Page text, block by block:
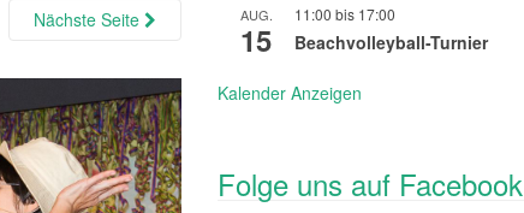
Nächste Seite AUG.
15
11:00 bis 17:00
Beachvolleyball-Turnier
Kalender Anzeigen
Folge uns auf Facebook